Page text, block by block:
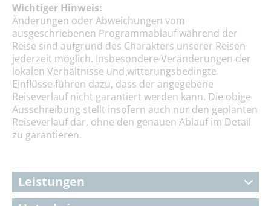
Wichtiger Hinweis:
Änderungen oder Abweichungen vom
ausgeschriebenen Programmablauf während der
Reise sind aufgrund des Charakters unserer Reisen
jederzeit möglich. Insbesondere Veränderungen der
lokalen Verhältnisse und witterungsbedingte
Einflüsse führen dazu, dass der angegebene
Reiseverlauf nicht garantiert werden kann. Die obige
Ausschreibung stellt insofern auch nur den geplanten
Reiseverlauf dar, ohne den genauen Ablauf im Detail
zu garantieren.
Leistungen